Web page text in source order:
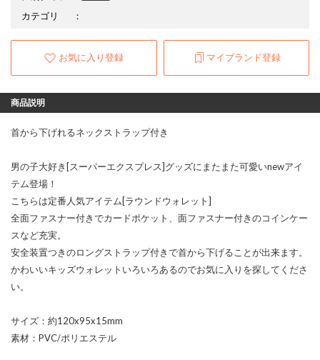
カテゴリ
：
お気に入り登録 マイブランド登録
商品説明
首から下げれるネックストラップ付き
男の子大好き[スーパーエクスプレス]グッズにまたまた可愛いnewアイ
テム登場！
こちらは定番人気アイテム[ラウンドウォレット]
全面ファスナー付きでカードポケット、面ファスナー付きのコインケー
スなど充実。
安全装置つきのロングストラップ付きで首から下げることが出来ます。
かわいいキッズウォレットいろいろあるのでお気に入りを探してくださ
い。
サイズ：約120x95x15mm
素材：PVC/ポリエステル